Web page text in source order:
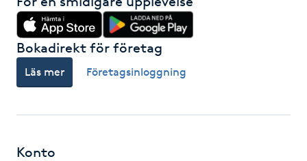
IR-massage
Japansk massage
K
Bokadirekt för företag
Läs mer Företagsinloggning
Konto